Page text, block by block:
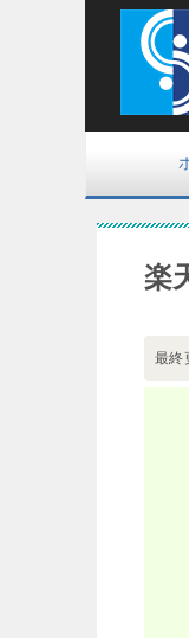
楽
最終